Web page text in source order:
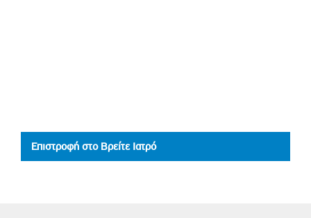
Επιστροφή στο Βρείτε Ιατρό